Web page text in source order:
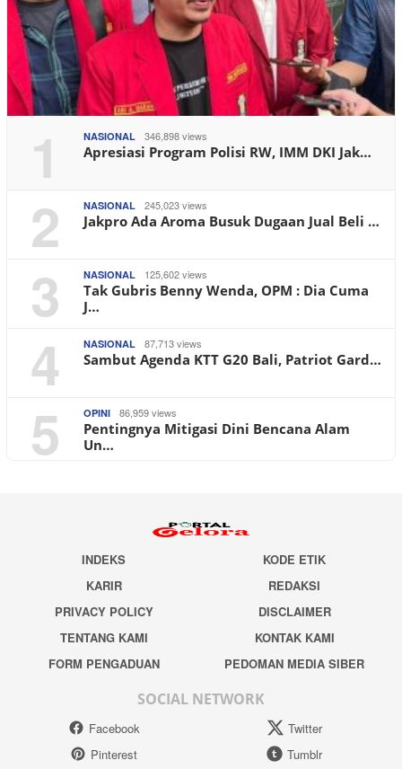
1 NASIONAL 346,898 views
Apresiasi Program Polisi RW, IMM DKI Jak…
2 NASIONAL 245,023 views
Jakpro Ada Aroma Busuk Dugaan Jual Beli …
3 NASIONAL 125,602 views
Tak Gubris Benny Wenda, OPM : Dia Cuma
J…
4 NASIONAL 87,713 views
Sambut Agenda KTT G20 Bali, Patriot Gard…
5 OPINI 86,959 views
Pentingnya Mitigasi Dini Bencana Alam
Un…
INDEKS
KODE ETIK
KARIR
REDAKSI
PRIVACY POLICY
DISCLAIMER
TENTANG KAMI
KONTAK KAMI
FORM PENGADUAN
PEDOMAN MEDIA SIBER
SOCIAL NETWORK
Facebook
Twitter
Pinterest
Tumblr